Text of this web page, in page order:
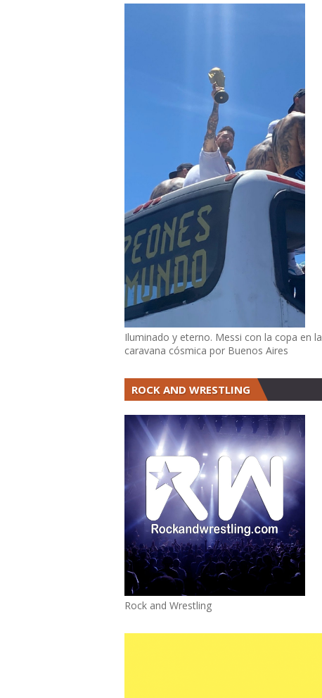
Iluminado y eterno. Messi con la copa en la
caravana cósmica por Buenos Aires
ROCK AND WRESTLING
Rock and Wrestling